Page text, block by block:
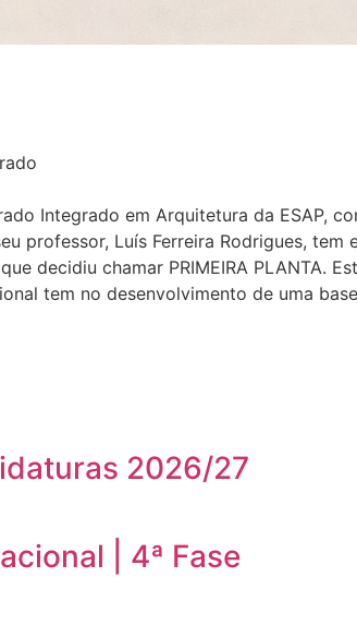
Integrado em Arquitetura da ESAP,
professor, Luís Ferreira Rodrigues,
decidiu chamar PRIMEIRA
tem no desenvolvimento de uma
2026/27
| 4ª Fase